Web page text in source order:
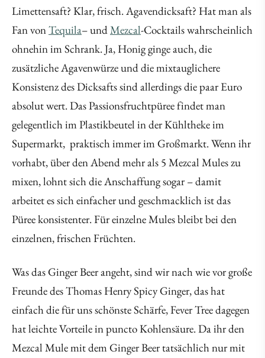
Limettensaft? Klar, frisch. Agavendicksaft? Hat man als
Fan vonTequila– undMezcal-Cocktails wahrscheinlich
ohnehin im Schrank. Ja, Honig ginge auch, die
zusätzliche Agavenwürze und die mixtauglichere
Konsistenz des Dicksafts sind allerdings die paar Euro
absolut wert. Das Passionsfruchtpüree findet man
gelegentlich im Plastikbeutel in der Kühltheke im
Supermarkt, praktisch immer im Großmarkt. Wenn ihr
vorhabt, über den Abend mehr als 5 Mezcal Mules zu
mixen, lohnt sich die Anschaffung sogar – damit
arbeitet es sich einfacher und geschmacklich ist das
Püree konsistenter. Für einzelne Mules bleibt bei den
einzelnen, frischen Früchten.
Was das Ginger Beer angeht, sind wir nach wie vor große
Freunde des Thomas Henry Spicy Ginger, das hat
einfach die für uns schönste Schärfe, Fever Tree dagegen
hat leichte Vorteile in puncto Kohlensäure. Da ihr den
Mezcal Mule mit dem Ginger Beer tatsächlich nur mit